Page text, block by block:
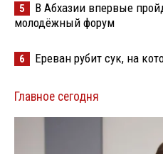
5
В Абхазии впервые
молодёжный форум
6 Ереван рубит сук, на
Главное сегодня